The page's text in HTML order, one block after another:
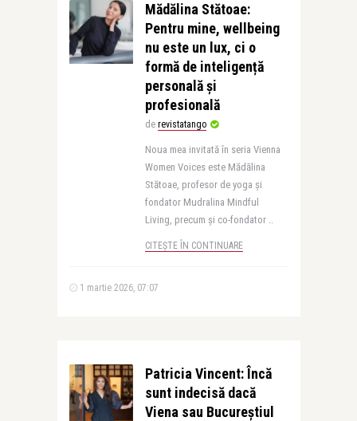
Mădălina Stătoae:
Pentru mine, wellbeing
nu este un lux, ci o
formă de inteligență
personală și
profesională
de revistatango
Noua mea invitată în seria Vienna
Women Voices este Mădălina
Stătoae, profesor de yoga și
fondator Mudralina Mindful
Living, precum și co-fondator ..
CITEȘTE ÎN CONTINUARE
1 martie 2026, 07:07
Patricia Vincent: Încă
sunt indecisă dacă
Viena sau Bucureștiul